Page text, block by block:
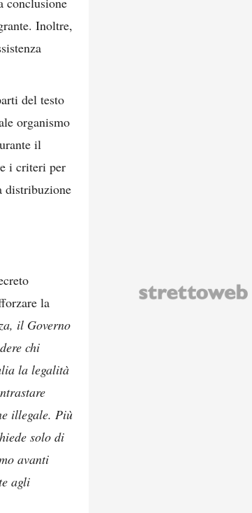
Inoltre,
del testo
organismo
il
i criteri per
distribuzione
la
il Governo
chi
la legalità
illegale. Più
solo di
avanti
agli